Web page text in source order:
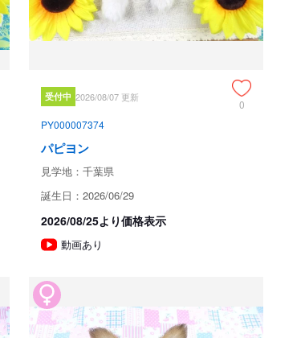
の経験者と動物看護士などが中心に３６５日、
す。
子犬ちゃんのお世話の仕方、お食事あげ方は
査員資格者が在舎しておりますので、パピヨン
歴史のあるパピヨン専門犬舎です。
ていない犬は存在しません。
ります。
いでください。365日年中無休です。
受付中 2026/08/07 更新
0
PY000007374
パピヨン
見学地：千葉県
誕生日：2026/06/29
2026/08/25より価格表示
動画あり